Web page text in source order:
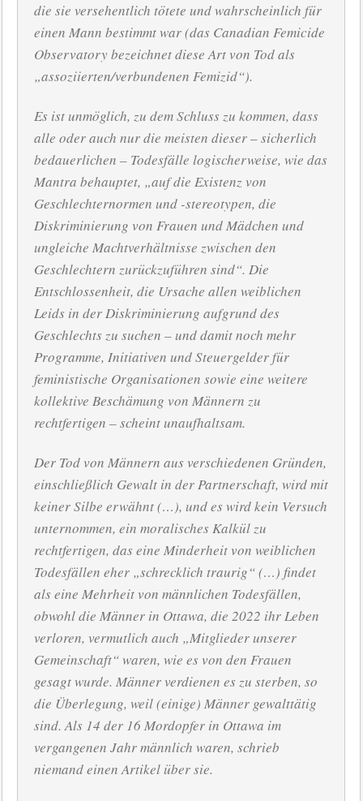
die sie versehentlich tötete und wahrscheinlich für
einen Mann bestimmt war (das Canadian Femicide
Observatory bezeichnet diese Art von Tod als
„assoziierten/verbundenen Femizid“).
Es ist unmöglich, zu dem Schluss zu kommen, dass
alle oder auch nur die meisten dieser – sicherlich
bedauerlichen – Todesfälle logischerweise, wie das
Mantra behauptet, „auf die Existenz von
Geschlechternormen und -stereotypen, die
Diskriminierung von Frauen und Mädchen und
ungleiche Machtverhältnisse zwischen den
Geschlechtern zurückzuführen sind“. Die
Entschlossenheit, die Ursache allen weiblichen
Leids in der Diskriminierung aufgrund des
Geschlechts zu suchen – und damit noch mehr
Programme, Initiativen und Steuergelder für
feministische Organisationen sowie eine weitere
kollektive Beschämung von Männern zu
rechtfertigen – scheint unaufhaltsam.
Der Tod von Männern aus verschiedenen Gründen,
einschließlich Gewalt in der Partnerschaft, wird mit
keiner Silbe erwähnt (…), und es wird kein Versuch
unternommen, ein moralisches Kalkül zu
rechtfertigen, das eine Minderheit von weiblichen
Todesfällen eher „schrecklich traurig“ (…) findet
als eine Mehrheit von männlichen Todesfällen,
obwohl die Männer in Ottawa, die 2022 ihr Leben
verloren, vermutlich auch „Mitglieder unserer
Gemeinschaft“ waren, wie es von den Frauen
gesagt wurde. Männer verdienen es zu sterben, so
die Überlegung, weil (einige) Männer gewalttätig
sind. Als 14 der 16 Mordopfer in Ottawa im
vergangenen Jahr männlich waren, schrieb
niemand einen Artikel über sie.